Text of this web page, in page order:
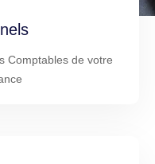
Comptables de votre